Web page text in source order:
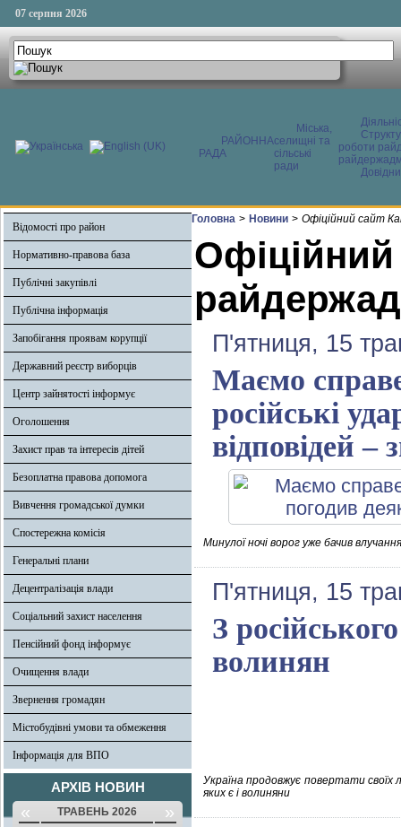
07 серпня 2026
РАЙОННА
РАДА
Міська,
селищні та
сільські
ради
роботи
Відомості про район
Нормативно-правова база
Публічні закупівлі
Публічна інформація
Запобігання проявам корупції
Державний реєстр виборців
Центр зайнятості інформує
Оголошення
Захист прав та інтересів дітей
Безоплатна правова допомога
Вивчення громадської думки
Спостережна комісія
Генеральні плани
Децентралізація влади
Соціальний захист населення
Пенсійний фонд інформує
Очищення влади
Звернення громадян
Містобудівні умови та обмеження
Інформація для ВПО
АРХІВ НОВИН
« ТРАВЕНЬ 2026 »
Головна > Новини > Офіційний сайт
П'ятниця, 15
Маємо
російські
відповідей –
Минулої ночі ворог уже бачив
П'ятниця, 15
З
волинян
Україна продовжує повертати своїх
яких є і волиняни